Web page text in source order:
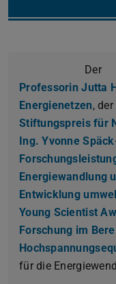
Der
Professorin Jutta
Energienetzen, der
Stiftungspreis für
Ing. Yvonne
Energiewandlung
Entwicklung
Young Scientist
Forschung im
für die